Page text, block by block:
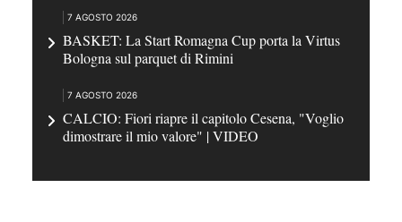
7 AGOSTO 2026
BASKET: La Start Romagna Cup porta la Virtus
Bologna sul parquet di Rimini
7 AGOSTO 2026
CALCIO: Fiori riapre il capitolo Cesena, "Voglio
dimostrare il mio valore" | VIDEO